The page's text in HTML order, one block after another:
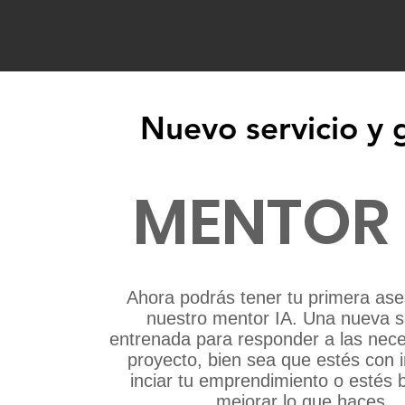
Nuevo servicio y
Nuevo servicio y
MENTOR
Ahora podrás tener tu primera
nuestro mentor IA. Una nueva
entrenada para responder a las
proyecto, bien sea que estés con
inciar tu emprendimiento o estés